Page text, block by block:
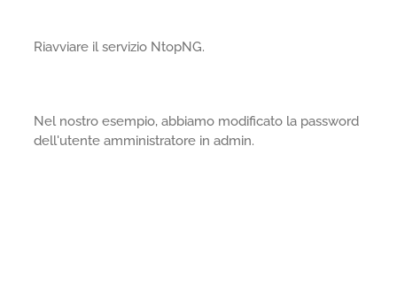
Riavviare il servizio NtopNG.
Nel nostro esempio, abbiamo modificato la password
dell'utente amministratore in admin.